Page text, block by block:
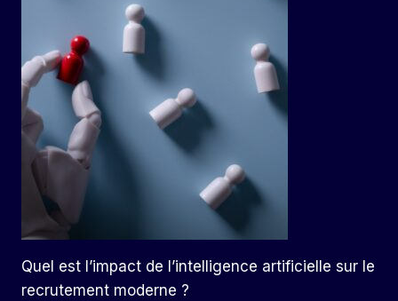
Quel est l’impact de l’intelligence artificielle sur le
recrutement moderne ?